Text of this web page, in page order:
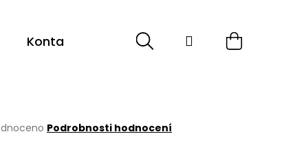
Kontakt HledatPřihlášeníNákupní
Podrobnosti hodnocení